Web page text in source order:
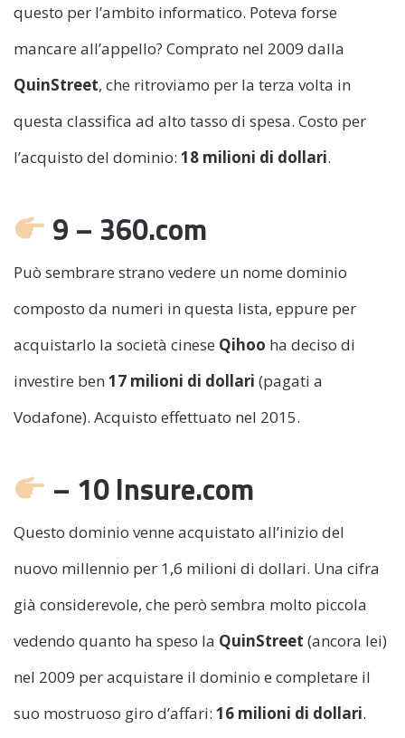
questo per l’ambito informatico. Poteva forse
mancare all’appello? Comprato nel 2009 dalla
QuinStreet, che ritroviamo per la terza volta in
questa classifica ad alto tasso di spesa. Costo per
l’acquisto del dominio: 18 milioni di dollari.
9 – 360.com
Può sembrare strano vedere un nome dominio
composto da numeri in questa lista, eppure per
acquistarlo la società cinese Qihoo ha deciso di
investire ben 17 milioni di dollari (pagati a
Vodafone). Acquisto effettuato nel 2015.
– 10 Insure.com
Questo dominio venne acquistato all’inizio del
nuovo millennio per 1,6 milioni di dollari. Una cifra
già considerevole, che però sembra molto piccola
vedendo quanto ha speso la QuinStreet (ancora lei)
nel 2009 per acquistare il dominio e completare il
suo mostruoso giro d’affari: 16 milioni di dollari.